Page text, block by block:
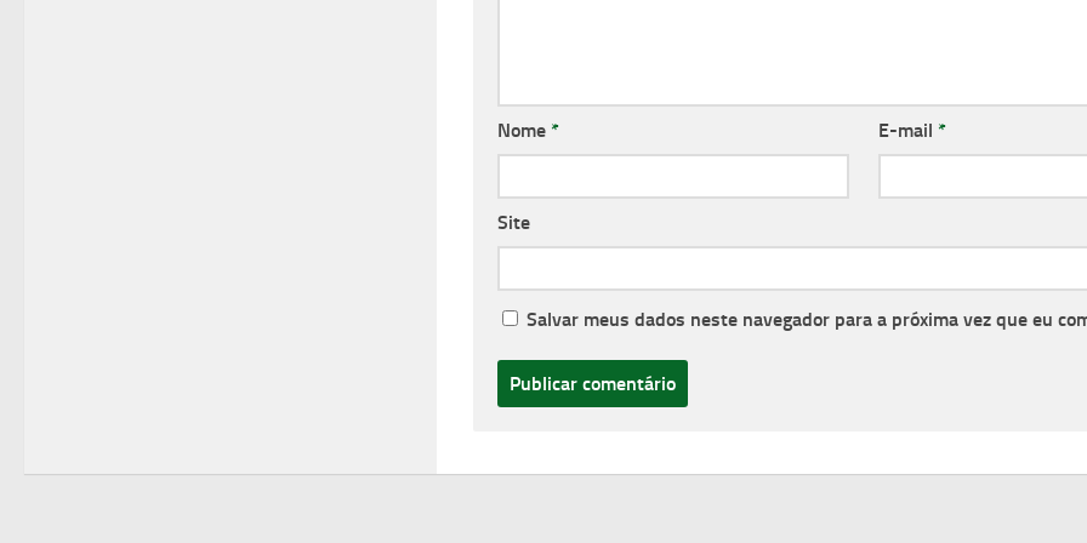
Nome * E-mail *
Site
Salvar meus dados neste navegador para a próxima vez que eu